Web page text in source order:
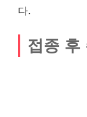
다.
접종 후